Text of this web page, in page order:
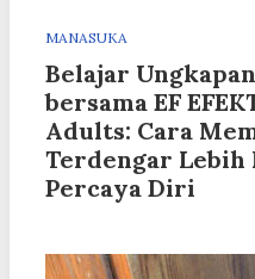
MANASUKA
Belajar Ungkapan
bersama EF
Adults: Cara
Terdengar Lebih
Percaya Diri